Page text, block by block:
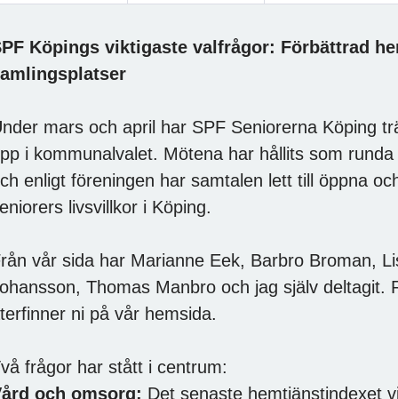
Köpings viktigaste valfrågor: Förbättrad
mars och april har SPF Seniorerna Köping
i kommunalvalet. Mötena har hållits som
enligt föreningen har samtalen lett till öppna
livsvillkor i Köping.
vår sida har Marianne Eek, Barbro Broman,
Thomas Manbro och jag själv deltagit.
ni på vår hemsida.
frågor har stått i centrum:
och omsorg: Det senaste hemtjänstindexet